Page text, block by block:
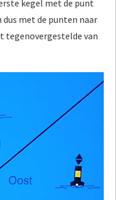
kegel met de punt
dus met de punten naar
tegenovergestelde van